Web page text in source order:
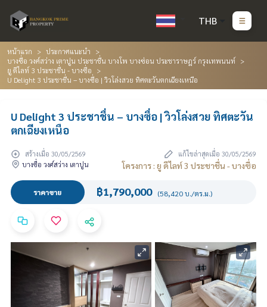
THB
หน้าแรก
ประกาศแนะนำ
บางซื่อ วงศ์สว่าง เตาปูน ประชาชื่น บางโพ บางซ่อน ประชาราษฎร์ กรุงเทพนนท์
ยู ดีไลท์ 3 ประชาชื่น - บางซื่อ
U Delight 3 ประชาชื่น – บางซื่อ | วิวโล่งสวย ทิศตะวันตกเฉียงเหนือ
U Delight 3 ประชาชื่น – บางซื่อ | วิวโล่งสวย ทิศตะวัน
ตกเฉียงเหนือ
สร้างเมื่อ 30/05/2569
แก้ไขล่าสุดเมื่อ 30/05/2569
บางซื่อ วงศ์สว่าง เตาปูน
โครงการ : ยู ดีไลท์ 3 ประชาชื่น - บางซื่อ
ราคาขาย ฿1,790,000 (58,420 บ./ตร.ม.)